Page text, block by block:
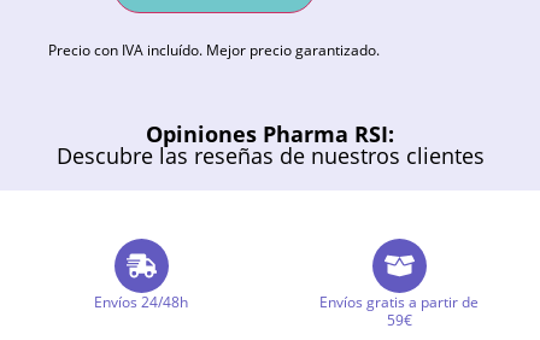
Precio con IVA incluído. Mejor precio garantizado.
Opiniones Pharma RSI:
Descubre las reseñas de nuestros clientes
Envíos 24/48h
Envíos gratis a partir de
59€